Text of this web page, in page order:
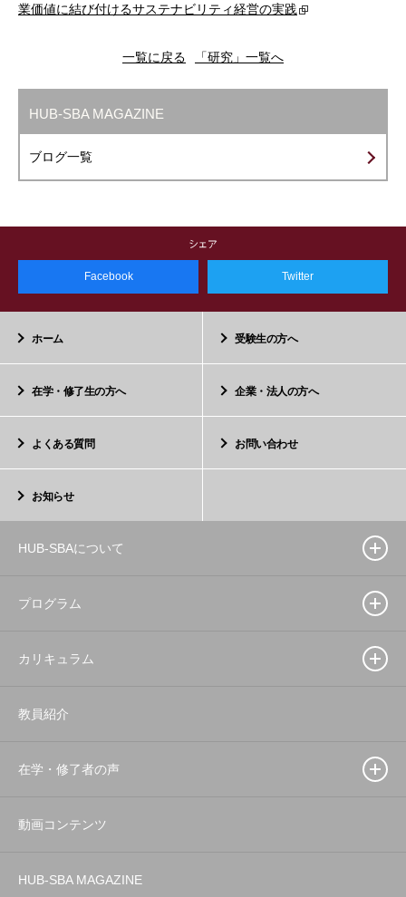
業価値に結び付けるサステナビリティ経営の実践
一覧に戻る 「研究」一覧へ
HUB-SBA MAGAZINE
ブログ一覧
Facebook Twitter
ホーム 受験生の方へ
在学・修了生の方へ 企業・法人の方へ
よくある質問 お問い合わせ
お知らせ
HUB-SBAについて
プログラム
カリキュラム
教員紹介
在学・修了者の声
動画コンテンツ
HUB-SBA MAGAZINE